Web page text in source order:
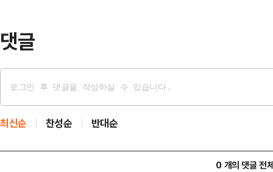
댓글
최신순 찬성순 반대순
0 개의 댓글 전